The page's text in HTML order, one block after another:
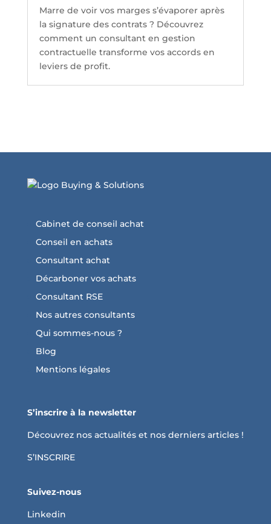
Marre de voir vos marges s’évaporer après
la signature des contrats ? Découvrez
comment un consultant en gestion
contractuelle transforme vos accords en
leviers de profit.
Cabinet de conseil achat
Conseil en achats
Consultant achat
Décarboner vos achats
Consultant RSE
Nos autres consultants
Qui sommes-nous ?
Blog
Mentions légales
S’inscrire à la newsletter
Découvrez nos actualités et nos derniers articles !
S’INSCRIRE
Suivez-nous
Linkedin